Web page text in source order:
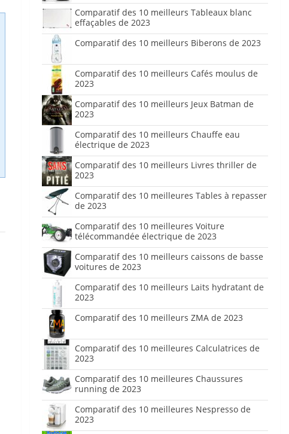
Comparatif des 10 meilleurs Tableaux blanc
effaçables de 2023
Comparatif des 10 meilleurs Biberons de 2023
Comparatif des 10 meilleurs Cafés moulus de
2023
Comparatif des 10 meilleurs Jeux Batman de
2023
Comparatif des 10 meilleurs Chauffe eau
électrique de 2023
Comparatif des 10 meilleurs Livres thriller de
2023
Comparatif des 10 meilleures Tables à repasser
de 2023
Comparatif des 10 meilleures Voiture
télécommandée électrique de 2023
Comparatif des 10 meilleurs caissons de basse
voitures de 2023
Comparatif des 10 meilleurs Laits hydratant de
2023
Comparatif des 10 meilleurs ZMA de 2023
Comparatif des 10 meilleures Calculatrices de
2023
Comparatif des 10 meilleures Chaussures
running de 2023
Comparatif des 10 meilleures Nespresso de
2023